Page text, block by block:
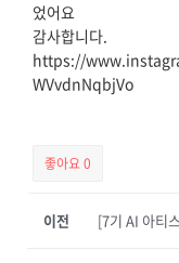
었어요
감사합니다.
https://
WVvdnNqbjVo
좋아요0
이전 [7기 AI 아티